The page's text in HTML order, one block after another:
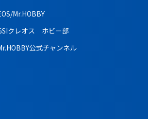
Mr.HOBBY
クレオス ホビー部
公式チャンネル